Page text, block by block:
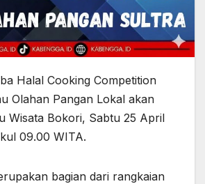
Halal Cooking Competition
Olahan Pangan Lokal akan
Wisata Bokori, Sabtu 25 April
09.00 WITA.
bagian dari rangkaian